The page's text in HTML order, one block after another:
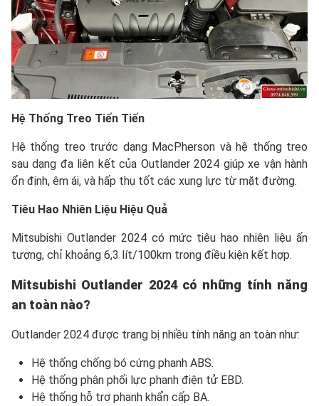
Hệ Thống Treo Tiến Tiến
Hệ thống treo trước dạng MacPherson và hệ thống treo
sau dạng đa liên kết của Outlander 2024 giúp xe vận hành
ổn định, êm ái, và hấp thụ tốt các xung lực từ mặt đường.
Tiêu Hao Nhiên Liệu Hiệu Quả
Mitsubishi Outlander 2024 có mức tiêu hao nhiên liệu ấn
tượng, chỉ khoảng 6,3 lít/100km trong điều kiện kết hợp.
Mitsubishi Outlander 2024 có những tính năng
an toàn nào?
Outlander 2024 được trang bị nhiều tính năng an toàn như:
Hệ thống chống bó cứng phanh ABS.
Hệ thống phân phối lực phanh điện tử EBD.
Hệ thống hỗ trợ phanh khẩn cấp BA.